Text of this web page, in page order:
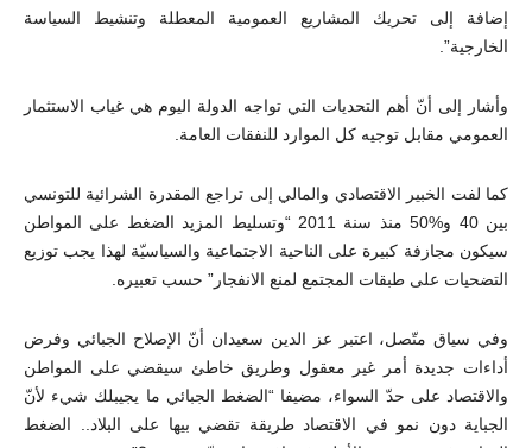
إضافة إلى تحريك المشاريع العمومية المعطلة وتنشيط السياسة
الخارجية”.
وأشار إلى أنّ أهم التحديات التي تواجه الدولة اليوم هي غياب الاستثمار
العمومي مقابل توجيه كل الموارد للنفقات العامة.
كما لفت الخبير الاقتصادي والمالي إلى تراجع المقدرة الشرائية للتونسي
بين 40 و%50 منذ سنة 2011 “وتسليط المزيد الضغط على المواطن
سيكون مجازفة كبيرة على الناحية الاجتماعية والسياسيّة لهذا يجب توزيع
التضحيات على طبقات المجتمع لمنع الانفجار” حسب تعبيره.
وفي سياق متّصل، اعتبر عز الدين سعيدان أنّ الإصلاح الجبائي وفرض
أداءات جديدة أمر غير معقول وطريق خاطئ سيقضي على المواطن
والاقتصاد على حدّ السواء، مضيفا “الضغط الجبائي ما يجيبلك شيء لأنّ
الجباية دون نمو في الاقتصاد طريقة تقضي بيها على البلاد.. الضغط